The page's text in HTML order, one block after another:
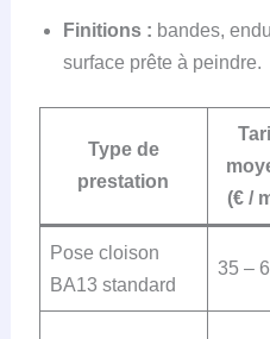
Finitions : bandes,
surface prête à peindre.
Type de
prestation
(€ /
Pose cloison
BA13 standard
35 –